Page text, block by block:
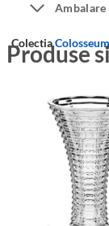
ColectiaColosseum
Produse